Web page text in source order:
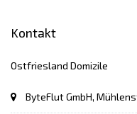
Kontakt
Ostfriesland Domizile
ByteFlut GmbH,